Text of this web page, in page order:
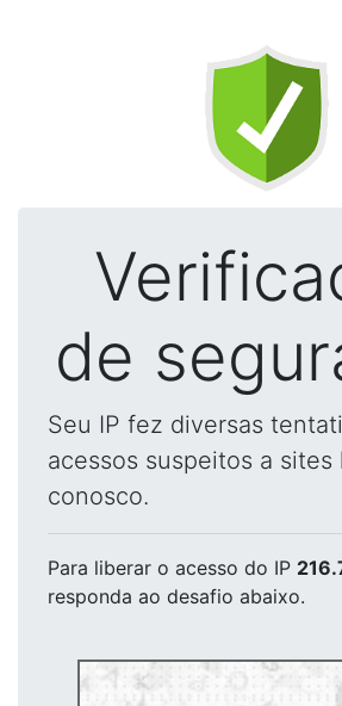
de
Seu IP fez diversas
acessos suspeitos a sites
conosco.
Para liberar o acesso do IP
responda ao desafio abaixo.